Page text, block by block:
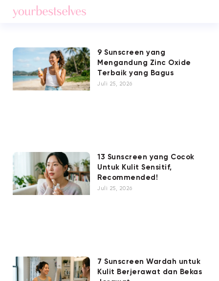
9 Sunscreen yang
Mengandung Zinc Oxide
Terbaik yang Bagus
Juli 25, 2026
13 Sunscreen yang Cocok
Untuk Kulit Sensitif,
Recommended!
Juli 25, 2026
7 Sunscreen Wardah untuk
Kulit Berjerawat dan Bekas